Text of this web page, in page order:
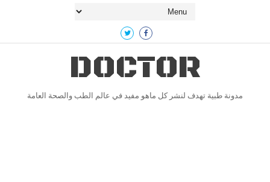
DOCTOR
مدونة طبية تهدف لنشر كل ماهو مفيد في عالم الطب والصحة العامة